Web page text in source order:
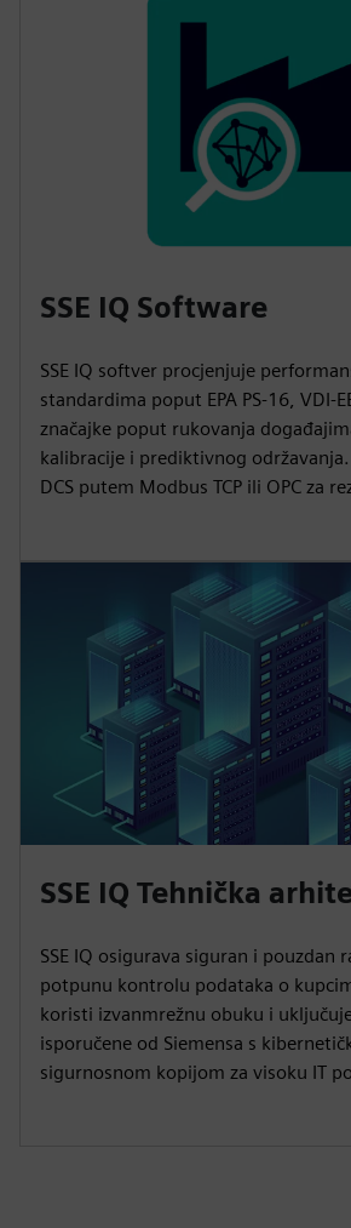
SSE IQ Software
SSE IQ softver procjenjuje
standardima poput EPA PS-16, VDI-
značajke poput rukovanja
kalibracije i prediktivnog održavanja.
DCS putem Modbus TCP ili OPC za
SSE IQ Tehnička
SSE IQ osigurava siguran i pouzdan
potpunu kontrolu podataka o
koristi izvanmrežnu obuku i
isporučene od Siemensa s
sigurnosnom kopijom za visoku IT